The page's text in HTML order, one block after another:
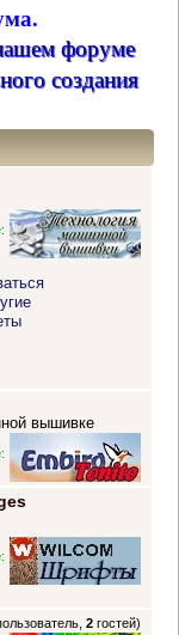
форуме
создания
вышивке
2 гостей)